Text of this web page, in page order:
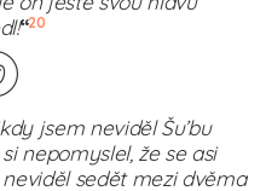
“20
jsem neviděl Šu’bu
nepomyslel, že se asi
sedět mezi dvěma